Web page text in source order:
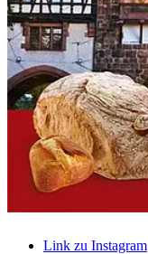
Link zu Facebook
Link zu Pinterest
Link zu Instagram